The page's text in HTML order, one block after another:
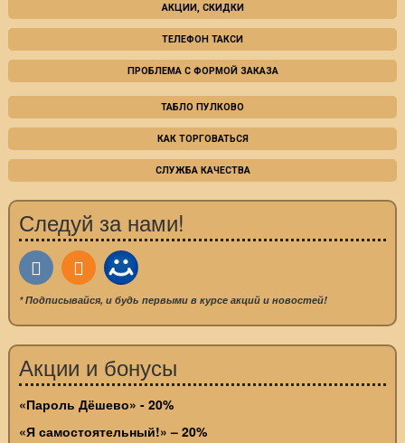
АКЦИИ, СКИДКИ
ТЕЛЕФОН ТАКСИ
ПРОБЛЕМА С ФОРМОЙ ЗАКАЗА
ТАБЛО ПУЛКОВО
КАК ТОРГОВАТЬСЯ
СЛУЖБА КАЧЕСТВА
Следуй за нами!
* Подписывайся, и будь первыми в курсе акций и новостей!
Акции и бонусы
«Пароль Дёшево» - 20%
«Я самостоятельный!» – 20%